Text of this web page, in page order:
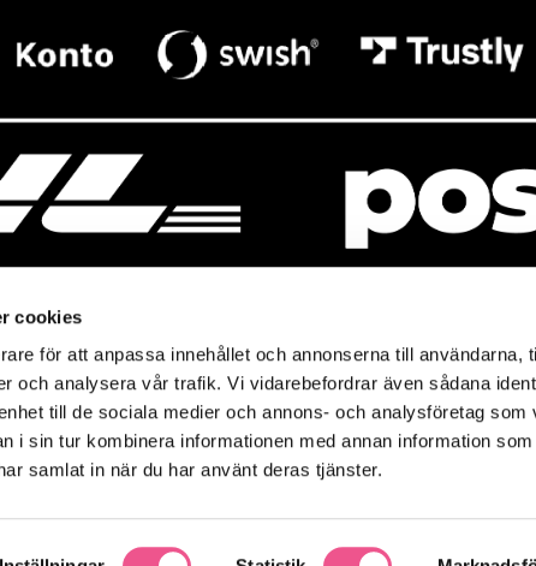
cookies
för att anpassa innehållet och annonserna till användarna,
och analysera vår trafik. Vi vidarebefordrar även sådana
till de sociala medier och annons- och analysföretag som
i sin tur kombinera informationen med annan information
samlat in när du har använt deras tjänster.
Mitt Baresso
Baresso Family
Mitt konto
Ändra cookieinställningar